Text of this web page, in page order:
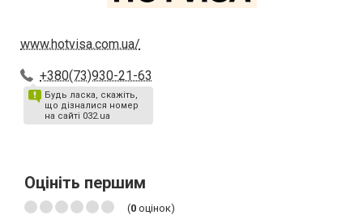
www.hotvisa.com.ua/
+380(73)930-21-63
Будь ласка, скажіть,
що дізналися номер
на сайті 032.ua
Оцініть першим
(0 оцінок)